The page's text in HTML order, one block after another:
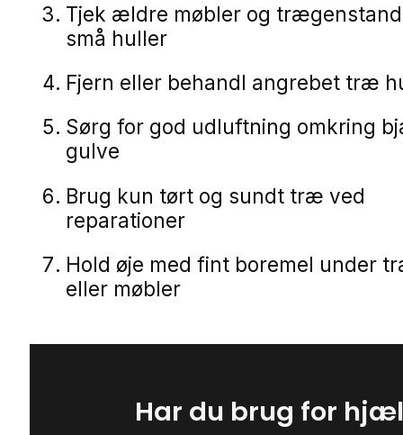
Tjek ældre møbler og
små huller
Fjern eller behandl angrebet træ
Sørg for god udluftning omkring
gulve
Brug kun tørt og sundt træ ved
reparationer
Hold øje med fint boremel under
eller møbler
Har du brug for